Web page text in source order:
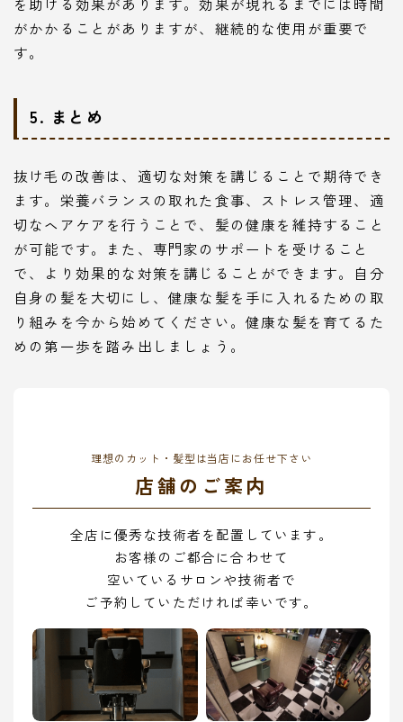
がかかることがありますが、継続的な使用が重要で
す。
5. まとめ
抜け毛の改善は、適切な対策を講じることで期待でき
ます。栄養バランスの取れた食事、ストレス管理、適
切なヘアケアを行うことで、髪の健康を維持すること
が可能です。また、専門家のサポートを受けること
で、より効果的な対策を講じることができます。自分
自身の髪を大切にし、健康な髪を手に入れるための取
り組みを今から始めてください。健康な髪を育てるた
めの第一歩を踏み出しましょう。
理想のカット・髪型は当店にお任せ下さい
店舗のご案内
全店に優秀な技術者を配置しています。
お客様のご都合に合わせて
空いているサロンや技術者で
ご予約していただければ幸いです。